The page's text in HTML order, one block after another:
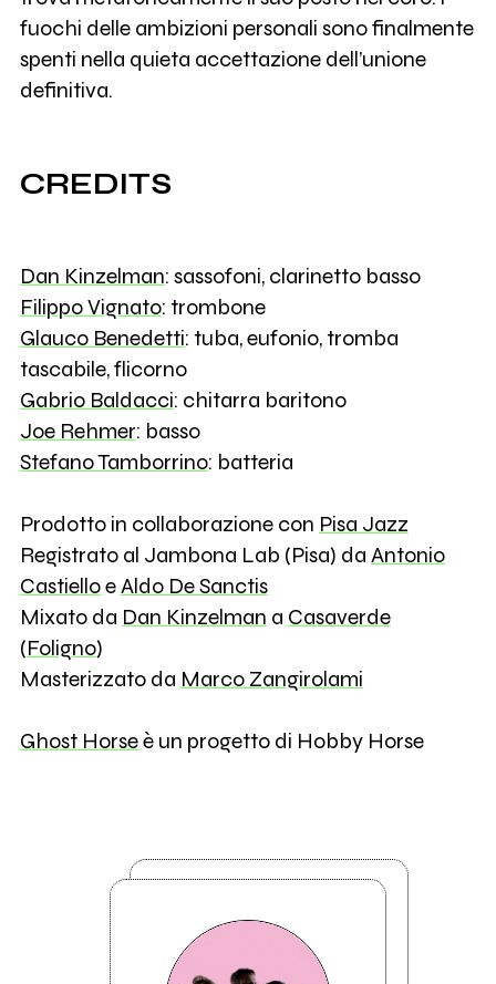
fuochi delle ambizioni personali sono finalmente
spenti nella quieta accettazione dell’unione
definitiva.
CREDITS
Dan Kinzelman: sassofoni, clarinetto basso
Filippo Vignato: trombone
Glauco Benedetti: tuba, eufonio, tromba
tascabile, flicorno
Gabrio Baldacci: chitarra baritono
Joe Rehmer: basso
Stefano Tamborrino: batteria
Prodotto in collaborazione con Pisa Jazz
Registrato al Jambona Lab (Pisa) da Antonio
CastielloeAldo De Sanctis
Mixato da Dan Kinzelman a Casaverde
(Foligno)
Masterizzato da Marco Zangirolami
Ghost Horseè un progetto di Hobby Horse